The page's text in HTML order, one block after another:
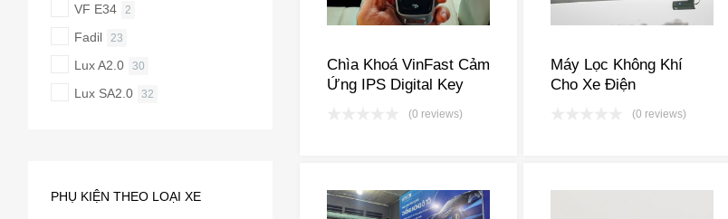
Chìa Khoá VinFast Cảm
Ứng IPS Digital Key
(0 reviews)
Máy Lọc Không Khí
Cho Xe Điện
(0 reviews)
VF E34 2
Fadil 23
Lux A2.0 30
Lux SA2.0 32
PHỤ KIỆN THEO LOẠI XE